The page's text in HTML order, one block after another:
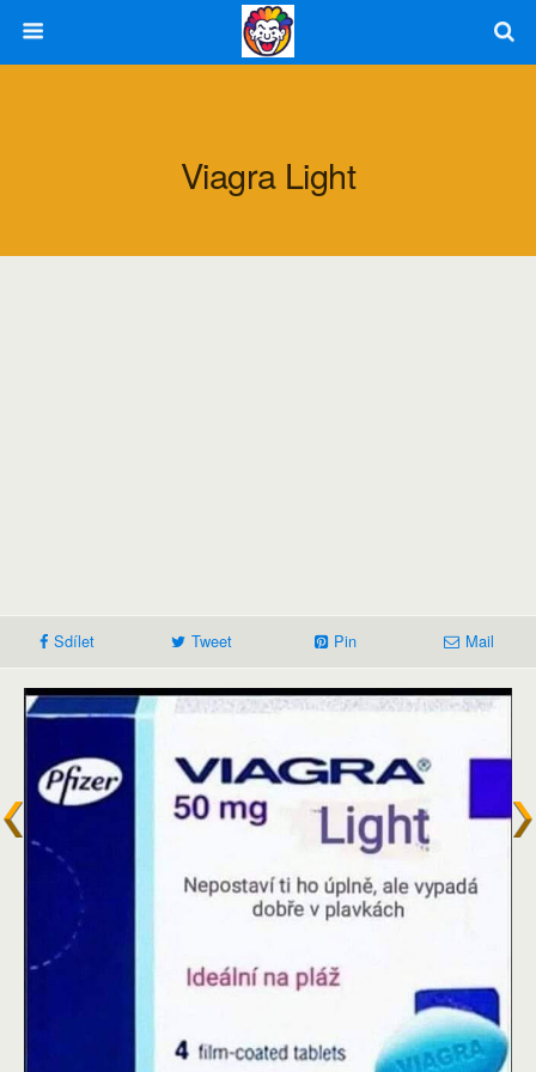
Viagra Light
Sdílet Tweet Pin Mail